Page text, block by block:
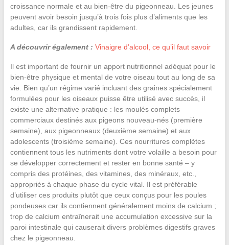
croissance normale et au bien-être du pigeonneau. Les jeunes
peuvent avoir besoin jusqu’à trois fois plus d’aliments que les
adultes, car ils grandissent rapidement.
A découvrir également : Vinaigre d’alcool, ce qu’il faut savoir
Il est important de fournir un apport nutritionnel adéquat pour le
bien-être physique et mental de votre oiseau tout au long de sa
vie. Bien qu’un régime varié incluant des graines spécialement
formulées pour les oiseaux puisse être utilisé avec succès, il
existe une alternative pratique : les moulés complets
commerciaux destinés aux pigeons nouveau-nés (première
semaine), aux pigeonneaux (deuxième semaine) et aux
adolescents (troisième semaine). Ces nourritures complètes
contiennent tous les nutriments dont votre volaille a besoin pour
se développer correctement et rester en bonne santé – y
compris des protéines, des vitamines, des minéraux, etc.,
appropriés à chaque phase du cycle vital. Il est préférable
d’utiliser ces produits plutôt que ceux conçus pour les poules
pondeuses car ils contiennent généralement moins de calcium ;
trop de calcium entraînerait une accumulation excessive sur la
paroi intestinale qui causerait divers problèmes digestifs graves
chez le pigeonneau.